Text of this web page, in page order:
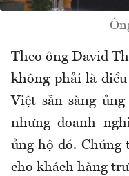
Theo ông David
không phải là
Việt sẵn sàng
nhưng doanh
ủng hộ đó. Chúng
cho khách hàng